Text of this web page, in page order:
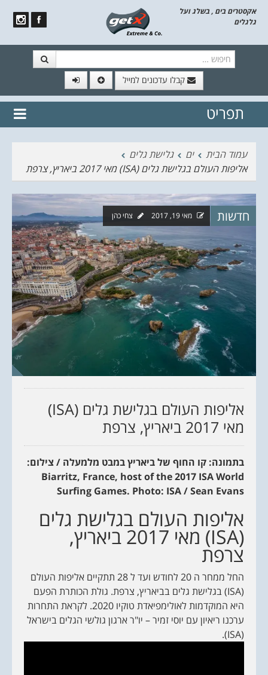
אקסטרים בים , בשלג ועל
גלגלים
קבלו עדכונים למייל
// הצטרף לרשימת תפוצה!
נשמח
תפריט
עמוד הבית
ים
גלישת גלים
אליפות העולם בגלישת גלים (ISA) מאי 2017 ביאריץ, צרפת
חדשות מאי 19, 2017 צחי כהן
אליפות העולם בגלישת גלים (ISA)
מאי 2017 ביאריץ, צרפת
בתמונה: קו החוף של ביאריץ במבט מלמעלה / צילום:
Biarritz, France, host of the 2017 ISA World
Surfing Games. Photo: ISA / Sean Evans
אליפות העולם בגלישת גלים
(ISA) מאי 2017 ביאריץ,
צרפת
החל ממחר ה 20 לחודש ועד ל 28 תתקיים אליפות העולם
(ISA) בגלישת גלים בביאריץ, צרפת. גולת הכותרת הפעם
היא המוקדמות לאולימפיאדת טוקיו 2020. לקראת התחרות
ערכנו ריאיון עם יוסי זמיר – יו"ר ארגון גולשי הגלים בישראל
(ISA).